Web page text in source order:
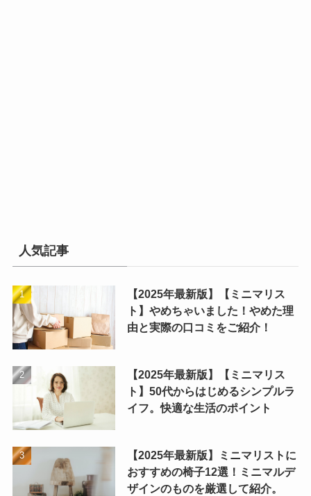
人気記事
【2025年最新版】【ミニマリス
ト】やめちゃいました！やめた理
由と実際の口コミをご紹介！
【2025年最新版】【ミニマリス
ト】50代からはじめるシンプルラ
イフ。快適な生活のポイント
【2025年最新版】ミニマリストに
おすすめの椅子12選！ミニマルデ
ザインのものを厳選して紹介。